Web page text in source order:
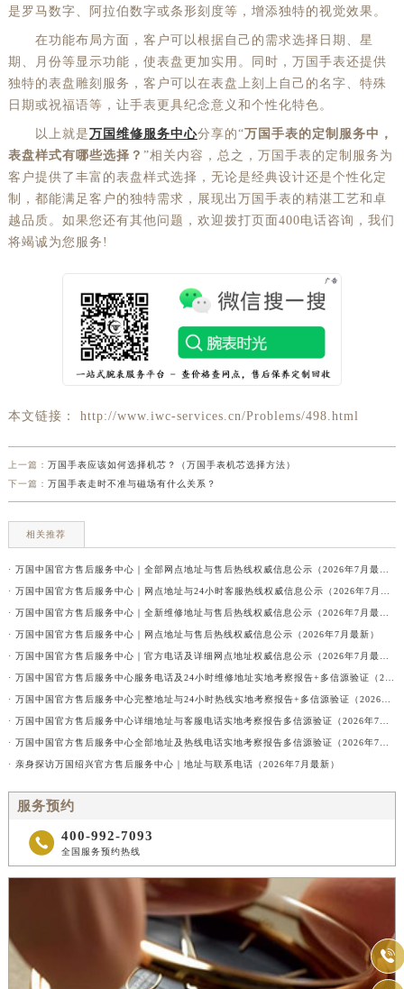
是罗马数字、阿拉伯数字或条形刻度等，增添独特的视觉效果。
在功能布局方面，客户可以根据自己的需求选择日期、星
期、月份等显示功能，使表盘更加实用。同时，万国手表还提供
独特的表盘雕刻服务，客户可以在表盘上刻上自己的名字、特殊
日期或祝福语等，让手表更具纪念意义和个性化特色。
以上就是万国维修服务中心分享的“万国手表的定制服务中，
表盘样式有哪些选择？ ”相关内容，总之，万国手表的定制服务为
客户提供了丰富的表盘样式选择，无论是经典设计还是个性化定
制，都能满足客户的独特需求，展现出万国手表的精湛工艺和卓
越品质。如果您还有其他问题，欢迎拨打页面400电话咨询，我们
将竭诚为您服务!
本文链接： http://www.iwc-services.cn/Problems/498.html
上一篇： 万国手表应该如何选择机芯？（万国手表机芯选择方法）
下一篇： 万国手表走时不准与磁场有什么关系？
相关推荐
· 万国中国官方售后服务中心｜网点地址与售后热线权威信息公示（2026年7月最新）
· 亲身探访万国绍兴官方售后服务中心｜地址与联系电话（2026年7月最新）
服务预约
 400-992-7093
全国服务预约热线
